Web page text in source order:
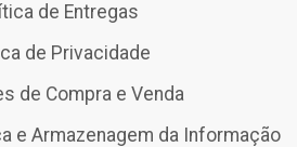
de Entregas
de Privacidade
de Compra e Venda
e Armazenagem da Informação